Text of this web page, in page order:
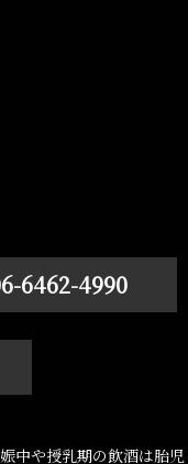
6462-4990
や授乳期の飲酒は胎児